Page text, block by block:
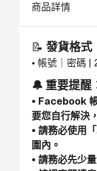
商品詳情
📝 發貨格式
• 帳號｜密碼 |
🔔 重要提醒
• Facebook
要您自行解決
• 請務必使用
圍內。
• 請務必先少